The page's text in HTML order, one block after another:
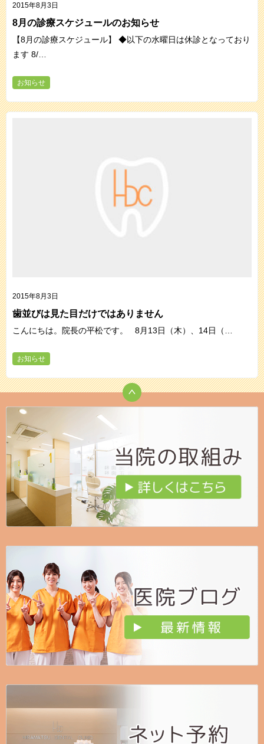
2015年8月3日
8月の診療スケジュールのお知らせ
【8月の診療スケジュール】 ◆以下の水曜日は休診となっており
ます 8/…
お知らせ
2015年8月3日
歯並びは見た目だけではありません
こんにちは。院長の平松です。 8月13日（木）、14日（…
お知らせ